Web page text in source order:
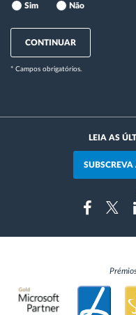
Sim Não
CONTINUAR
* Campos obrigatórios.
LEIA AS
SUBSCREVA
FacebookTwitter